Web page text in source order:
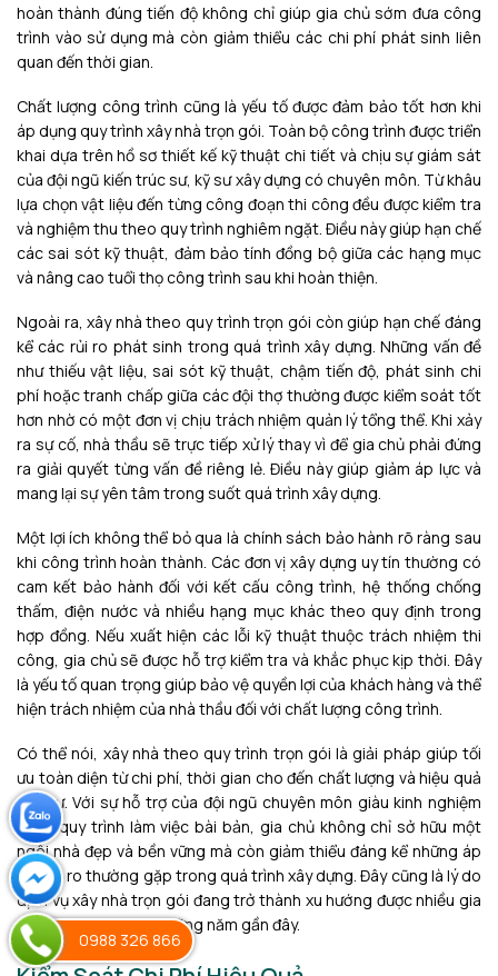
hoàn thành đúng tiến độ không chỉ giúp gia chủ sớm đưa công
trình vào sử dụng mà còn giảm thiểu các chi phí phát sinh liên
quan đến thời gian.
Chất lượng công trình cũng là yếu tố được đảm bảo tốt hơn khi
áp dụng quy trình xây nhà trọn gói. Toàn bộ công trình được triển
khai dựa trên hồ sơ thiết kế kỹ thuật chi tiết và chịu sự giám sát
của đội ngũ kiến trúc sư, kỹ sư xây dựng có chuyên môn. Từ khâu
lựa chọn vật liệu đến từng công đoạn thi công đều được kiểm tra
và nghiệm thu theo quy trình nghiêm ngặt. Điều này giúp hạn chế
các sai sót kỹ thuật, đảm bảo tính đồng bộ giữa các hạng mục
và nâng cao tuổi thọ công trình sau khi hoàn thiện.
Ngoài ra, xây nhà theo quy trình trọn gói còn giúp hạn chế đáng
kể các rủi ro phát sinh trong quá trình xây dựng. Những vấn đề
như thiếu vật liệu, sai sót kỹ thuật, chậm tiến độ, phát sinh chi
phí hoặc tranh chấp giữa các đội thợ thường được kiểm soát tốt
hơn nhờ có một đơn vị chịu trách nhiệm quản lý tổng thể. Khi xảy
ra sự cố, nhà thầu sẽ trực tiếp xử lý thay vì để gia chủ phải đứng
ra giải quyết từng vấn đề riêng lẻ. Điều này giúp giảm áp lực và
mang lại sự yên tâm trong suốt quá trình xây dựng.
Một lợi ích không thể bỏ qua là chính sách bảo hành rõ ràng sau
khi công trình hoàn thành. Các đơn vị xây dựng uy tín thường có
cam kết bảo hành đối với kết cấu công trình, hệ thống chống
thấm, điện nước và nhiều hạng mục khác theo quy định trong
hợp đồng. Nếu xuất hiện các lỗi kỹ thuật thuộc trách nhiệm thi
công, gia chủ sẽ được hỗ trợ kiểm tra và khắc phục kịp thời. Đây
là yếu tố quan trọng giúp bảo vệ quyền lợi của khách hàng và thể
hiện trách nhiệm của nhà thầu đối với chất lượng công trình.
Có thể nói, xây nhà theo quy trình trọn gói là giải pháp giúp tối
ưu toàn diện từ chi phí, thời gian cho đến chất lượng và hiệu quả
đầu tư. Với sự hỗ trợ của đội ngũ chuyên môn giàu kinh nghiệm
cùng quy trình làm việc bài bản, gia chủ không chỉ sở hữu một
ngôi nhà đẹp và bền vững mà còn giảm thiểu đáng kể những áp
lực, rủi ro thường gặp trong quá trình xây dựng. Đây cũng là lý do
dịch vụ xây nhà trọn gói đang trở thành xu hướng được nhiều gia
đình lựa chọn trong những năm gần đây.
0988 326 866